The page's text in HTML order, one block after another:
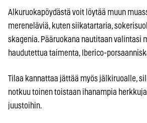
Alkuruokapöydästä voit löytää muun
mereneläviä, kuten siikatartaria,
skagenia. Pääruokana nautitaan valintasi
haudutettua taimenta, Iberico-
Tilaa kannattaa jättää myös jälkiruoalle,
notkuu toinen toistaan ihanampia
juustoihin.